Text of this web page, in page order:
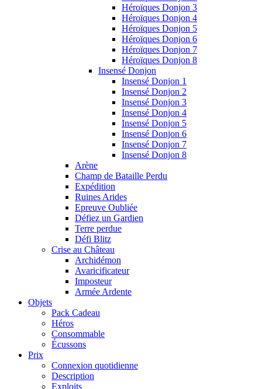
Héroïques Donjon 3
Héroïques Donjon 4
Héroïques Donjon 5
Héroïques Donjon 6
Héroïques Donjon 7
Héroïques Donjon 8
Insensé Donjon
Insensé Donjon 1
Insensé Donjon 2
Insensé Donjon 3
Insensé Donjon 4
Insensé Donjon 5
Insensé Donjon 6
Insensé Donjon 7
Insensé Donjon 8
Arène
Champ de Bataille Perdu
Expédition
Ruines Arides
Epreuve Oubliée
Défiez un Gardien
Terre perdue
Défi Blitz
Crise au Château
Archidémon
Avaricificateur
Imposteur
Armée Ardente
Objets
Pack Cadeau
Héros
Consommable
Écussons
Prix
Connexion quotidienne
Description
Exploits